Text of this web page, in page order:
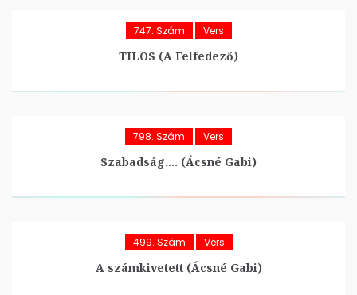
747. Szám Vers
TILOS (A Felfedező)
798. Szám Vers
Szabadság…. (Ácsné Gabi)
499. Szám Vers
A számkivetett (Ácsné Gabi)